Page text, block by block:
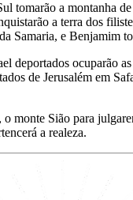
tomarão a montanha
a terra dos
Samaria, e Benjamim
deportados ocuparão
de Jerusalém em
monte Sião para
a realeza.